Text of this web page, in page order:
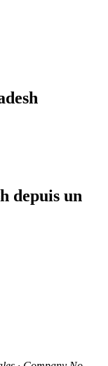
depuis un